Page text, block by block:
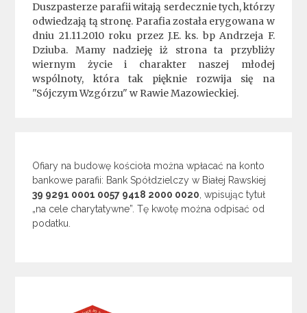
Duszpasterze parafii witają serdecznie tych, którzy
odwiedzają tą stronę. Parafia została erygowana w
dniu 21.11.2010 roku przez J.E. ks. bp Andrzeja F.
Dziuba. Mamy nadzieję iż strona ta przybliży
wiernym życie i charakter naszej młodej
wspólnoty, która tak pięknie rozwija się na
"Sójczym Wzgórzu" w Rawie Mazowieckiej.
Ofiary na budowę kościoła można wpłacać na konto
bankowe parafii: Bank Spółdzielczy w Białej Rawskiej
39 9291 0001 0057 9418 2000 0020 , wpisując tytuł
„na cele charytatywne”. Tę kwotę można odpisać od
podatku.